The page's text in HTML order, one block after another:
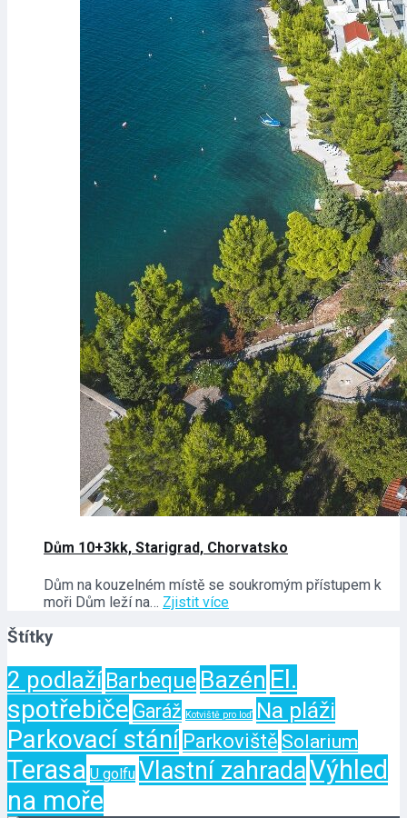
Dům 10+3kk, Starigrad, Chorvatsko
Dům na kouzelném místě se soukromým přístupem k
moři Dům leží na… Zjistit více
Štítky
2 podlaží Barbeque Bazén El.
spotřebiče Garáž Kotviště pro loď Na pláži
Parkovací stání Parkoviště Solarium
Terasa U golfu Vlastní zahradaVýhled
na moře